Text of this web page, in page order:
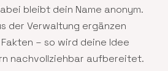
bleibt dein Name anonym.
der Verwaltung ergänzen
– so wird deine Idee
nachvollziehbar aufbereitet.